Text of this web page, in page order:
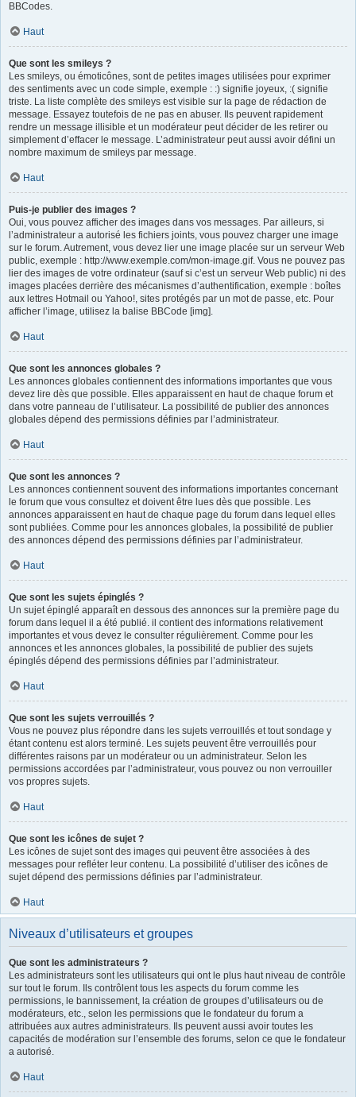
BBCodes.
Haut
Que sont les smileys ?
Les smileys, ou émoticônes, sont de petites images utilisées pour exprimer
des sentiments avec un code simple, exemple : :) signifie joyeux, :( signifie
triste. La liste complète des smileys est visible sur la page de rédaction de
message. Essayez toutefois de ne pas en abuser. Ils peuvent rapidement
rendre un message illisible et un modérateur peut décider de les retirer ou
simplement d’effacer le message. L’administrateur peut aussi avoir défini un
nombre maximum de smileys par message.
Haut
Puis-je publier des images ?
Oui, vous pouvez afficher des images dans vos messages. Par ailleurs, si
l’administrateur a autorisé les fichiers joints, vous pouvez charger une image
sur le forum. Autrement, vous devez lier une image placée sur un serveur Web
public, exemple : http://www.exemple.com/mon-image.gif. Vous ne pouvez pas
lier des images de votre ordinateur (sauf si c’est un serveur Web public) ni des
images placées derrière des mécanismes d’authentification, exemple : boîtes
aux lettres Hotmail ou Yahoo!, sites protégés par un mot de passe, etc. Pour
afficher l’image, utilisez la balise BBCode [img].
Haut
Que sont les annonces globales ?
Les annonces globales contiennent des informations importantes que vous
devez lire dès que possible. Elles apparaissent en haut de chaque forum et
dans votre panneau de l’utilisateur. La possibilité de publier des annonces
globales dépend des permissions définies par l’administrateur.
Haut
Que sont les annonces ?
Les annonces contiennent souvent des informations importantes concernant
le forum que vous consultez et doivent être lues dès que possible. Les
annonces apparaissent en haut de chaque page du forum dans lequel elles
sont publiées. Comme pour les annonces globales, la possibilité de publier
des annonces dépend des permissions définies par l’administrateur.
Haut
Que sont les sujets épinglés ?
Un sujet épinglé apparaît en dessous des annonces sur la première page du
forum dans lequel il a été publié. il contient des informations relativement
importantes et vous devez le consulter régulièrement. Comme pour les
annonces et les annonces globales, la possibilité de publier des sujets
épinglés dépend des permissions définies par l’administrateur.
Haut
Que sont les sujets verrouillés ?
Vous ne pouvez plus répondre dans les sujets verrouillés et tout sondage y
étant contenu est alors terminé. Les sujets peuvent être verrouillés pour
différentes raisons par un modérateur ou un administrateur. Selon les
permissions accordées par l’administrateur, vous pouvez ou non verrouiller
vos propres sujets.
Haut
Que sont les icônes de sujet ?
Les icônes de sujet sont des images qui peuvent être associées à des
messages pour refléter leur contenu. La possibilité d’utiliser des icônes de
sujet dépend des permissions définies par l’administrateur.
Haut
Niveaux d’utilisateurs et groupes
Que sont les administrateurs ?
Les administrateurs sont les utilisateurs qui ont le plus haut niveau de contrôle
sur tout le forum. Ils contrôlent tous les aspects du forum comme les
permissions, le bannissement, la création de groupes d’utilisateurs ou de
modérateurs, etc., selon les permissions que le fondateur du forum a
attribuées aux autres administrateurs. Ils peuvent aussi avoir toutes les
capacités de modération sur l’ensemble des forums, selon ce que le fondateur
a autorisé.
Haut